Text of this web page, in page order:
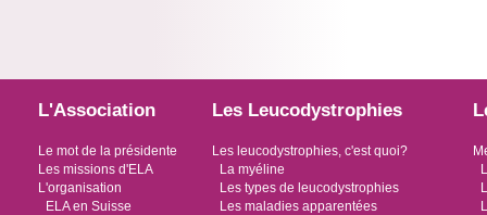
L'Association
Le mot de la présidente
Les missions d'ELA
L'organisation
ELA en Suisse
Les Leucodystrophies
Les leucodystrophies, c'est quoi?
La myéline
Les types de leucodystrophies
Les maladies apparentées